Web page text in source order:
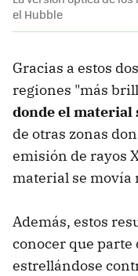
el Hubble
Gracias a estos
regiones "más
donde el material
de otras zonas
emisión de rayos
material se movía
Además, estos
conocer que
estrellándose